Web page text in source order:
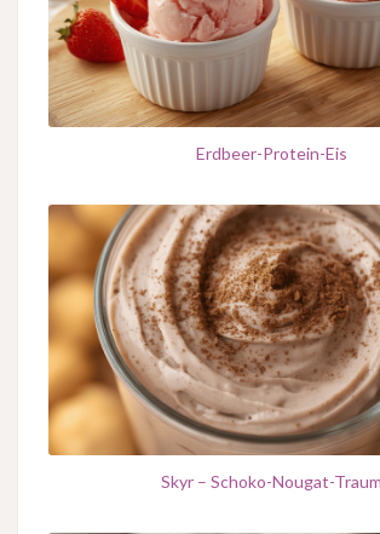
Erdbeer-Protein-Eis
Skyr – Schoko-Nougat-Traum